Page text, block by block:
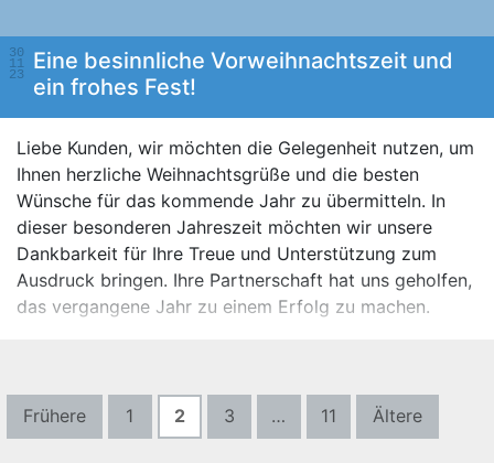
30
11
23
Eine besinnliche Vorweihnachtszeit und
ein frohes Fest!
Liebe Kunden, wir möchten die Gelegenheit nutzen, um
Ihnen herzliche Weihnachtsgrüße und die besten
Wünsche für das kommende Jahr zu übermitteln. In
dieser besonderen Jahreszeit möchten wir unsere
Dankbarkeit für Ihre Treue und Unterstützung zum
Ausdruck bringen. Ihre Partnerschaft hat uns geholfen,
das vergangene Jahr zu einem Erfolg zu machen.
Frühere 1 2 3 … 11 Ältere